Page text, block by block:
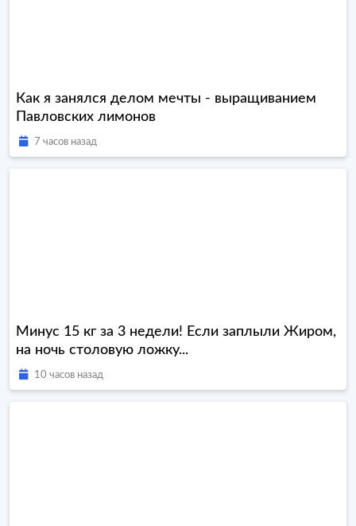
Как я занялся делом мечты - выращиванием
Павловских лимонов
7 часов назад
Минус 15 кг за 3 недели! Если заплыли Жиром,
на ночь столовую ложку...
10 часов назад